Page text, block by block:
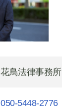
花鳥法律事務所
050-5448-2776